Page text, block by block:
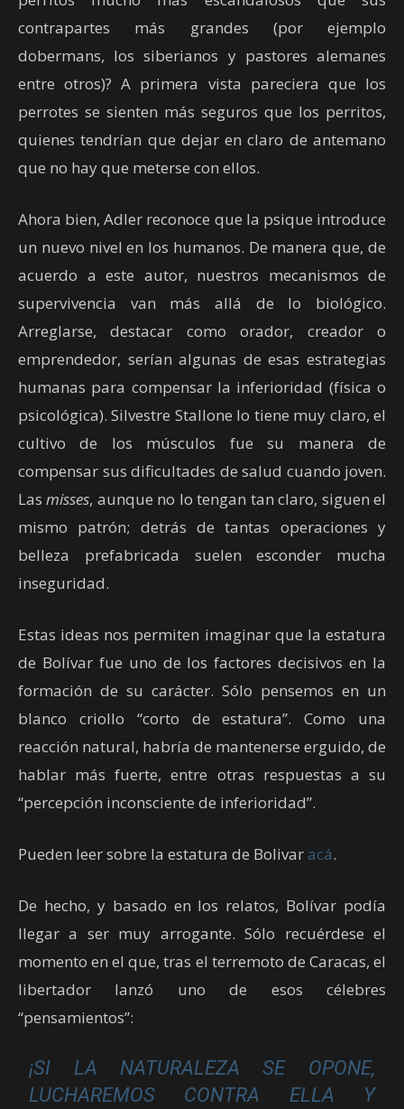
contrapartes más grandes (por ejemplo
dobermans, los siberianos y pastores alemanes
entre otros)? A primera vista pareciera que los
perrotes se sienten más seguros que los perritos,
quienes tendrían que dejar en claro de antemano
que no hay que meterse con ellos.
Ahora bien, Adler reconoce que la psique introduce
un nuevo nivel en los humanos. De manera que, de
acuerdo a este autor, nuestros mecanismos de
supervivencia van más allá de lo biológico.
Arreglarse, destacar como orador, creador o
emprendedor, serían algunas de esas estrategias
humanas para compensar la inferioridad (física o
psicológica). Silvestre Stallone lo tiene muy claro, el
cultivo de los músculos fue su manera de
compensar sus dificultades de salud cuando joven.
Lasmisses, aunque no lo tengan tan claro, siguen el
mismo patrón; detrás de tantas operaciones y
belleza prefabricada suelen esconder mucha
inseguridad.
Estas ideas nos permiten imaginar que la estatura
de Bolívar fue uno de los factores decisivos en la
formación de su carácter. Sólo pensemos en un
blanco criollo “corto de estatura”. Como una
reacción natural, habría de mantenerse erguido, de
hablar más fuerte, entre otras respuestas a su
“percepción inconsciente de inferioridad”.
Pueden leer sobre la estatura de Bolivaracá.
De hecho, y basado en los relatos, Bolívar podía
llegar a ser muy arrogante. Sólo recuérdese el
momento en el que, tras el terremoto de Caracas, el
libertador lanzó uno de esos célebres
“pensamientos”:
¡SI LA NATURALEZA SE OPONE,
LUCHAREMOS CONTRA ELLA Y